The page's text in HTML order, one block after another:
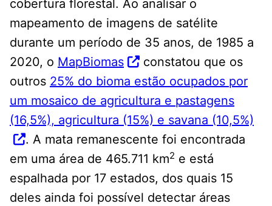
cobertura florestal. Ao analisar o
mapeamento de imagens de satélite
durante um período de 35 anos, de 1985 a
2020, o MapBiomas
constatou que os
outros 25% do bioma estão ocupados por
um mosaico de agricultura e pastagens
(16,5%), agricultura (15%) e savana (10,5%)
. A mata remanescente foi encontrada
em uma área de 465.711 km2 e está
espalhada por 17 estados, dos quais 15
deles ainda foi possível detectar áreas